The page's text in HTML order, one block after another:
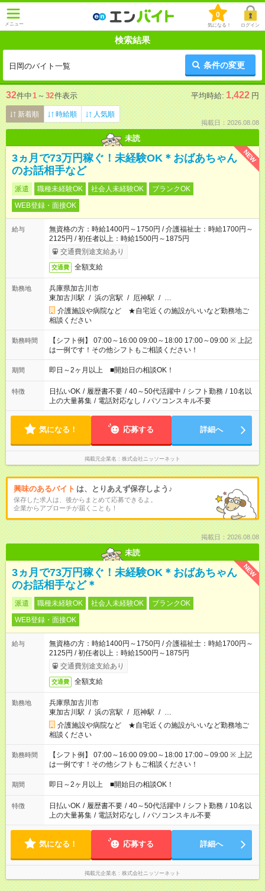
メニュー
0
気になる！ ログイン
検索結果
日岡のバイト一覧 条件の変更
32件中1 ～ 32件表示 平均時給: 1,422 円
新着順 時給順 人気順
掲載日：2026.08.08
未読
NEW
3ヵ月で73万円稼ぐ！未経験OK＊おばあちゃん
のお話相手など
派遣 職種未経験OK 社会人未経験OK
ブランクOK
WEB登録・面接OK
給与
無資格の方：時給1400円～1750円 / 介護福祉士：時給1700円～
2125円 / 初任者以上：時給1500円～1875円
交通費別途支給あり
交通費 全額支給
勤務地
兵庫県加古川市
東加古川駅 / 浜の宮駅 / 厄神駅 / …
介護施設や病院など ★自宅近くの施設がいいなど勤務地ご
相談ください
勤務時間
【シフト例】 07:00～16:00 09:00～18:00 17:00～09:00 ※ 上記
は一例です！その他シフトもご相談ください！
期間 即日～2ヶ月以上 ■開始日の相談OK！
特徴 日払いOK / 履歴書不要 / 40～50代活躍中 / シフト勤務 / 10名以
上の大量募集 / 電話対応なし / パソコンスキル不要
気になる！ 応募する 詳細へ
掲載元企業名 株式会社ニッソーネット
興味のあるバイト は、とりあえず保存しよう♪
保存した求人は、後からまとめて応募できるよ。
企業からアプローチが届くことも！
掲載日：2026.08.08
未読
NEW
3ヵ月で73万円稼ぐ！未経験OK＊おばあちゃん
のお話相手など＊
派遣 職種未経験OK 社会人未経験OK
ブランクOK
WEB登録・面接OK
給与
無資格の方：時給1400円～1750円 / 介護福祉士：時給1700円～
2125円 / 初任者以上：時給1500円～1875円
交通費別途支給あり
交通費 全額支給
勤務地
兵庫県加古川市
東加古川駅 / 浜の宮駅 / 厄神駅 / …
介護施設や病院など ★自宅近くの施設がいいなど勤務地ご
相談ください
勤務時間
【シフト例】 07:00～16:00 09:00～18:00 17:00～09:00 ※ 上記
は一例です！その他シフトもご相談ください！
期間 即日～2ヶ月以上 ■開始日の相談OK！
特徴 日払いOK / 履歴書不要 / 40～50代活躍中 / シフト勤務 / 10名以
上の大量募集 / 電話対応なし / パソコンスキル不要
気になる！ 応募する 詳細へ
掲載元企業名 株式会社ニッソーネット